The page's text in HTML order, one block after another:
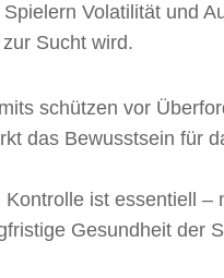
Volatilität und
Sucht wird.
schützen vor
das Bewusstsein für
ist essentiell –
Gesundheit der